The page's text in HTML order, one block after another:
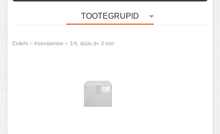
TOOTEGRUPID
Esileht » Keevitamine » 1/4, düüs d= 3 mm